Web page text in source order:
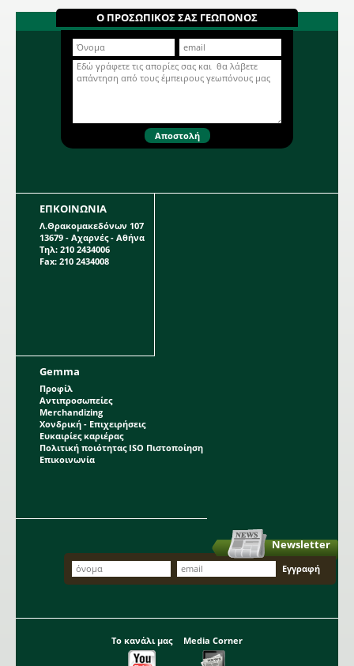
Ο ΠΡΟΣΩΠΙΚΟΣ ΣΑΣ ΓΕΩΠΟΝΟΣ
ΕΠΚΟΙΝΩΝΙΑ
Λ.Θρακομακεδόνων 107
13679 - Αχαρνές - Αθήνα
Τηλ: 210 2434006
Fax: 210 2434008
Gemma
Προφίλ
Αντιπροσωπείες
Merchandizing
Χονδρική - Επιχειρήσεις
Ευκαιρίες καριέρας
Πολιτική ποιότητας ISO Πιστοποίηση
Επικοινωνία
Newsletter
Το κανάλι μας Media Corner